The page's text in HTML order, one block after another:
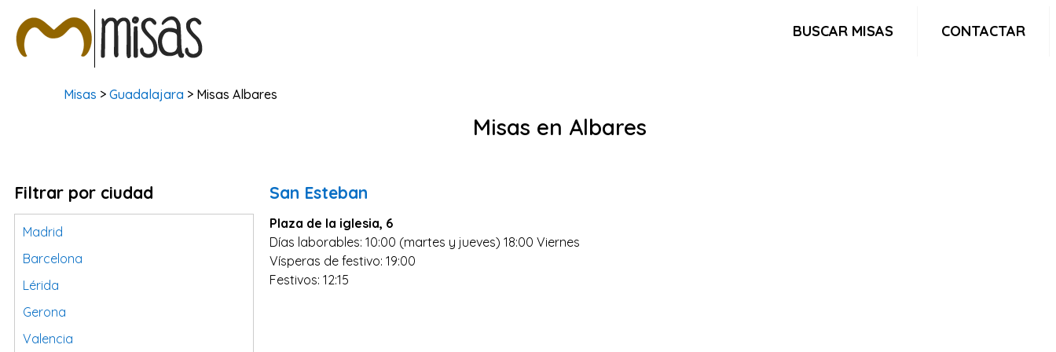
BUSCAR MISAS CONTACTAR
Misas >Guadalajara > Misas Albares
Misas en Albares
Filtrar por ciudad
Madrid
Barcelona
Lérida
Gerona
Valencia
San Esteban
Plaza de la iglesia, 6
Días laborables: 10:00 (martes y jueves) 18:00 Viernes
Vísperas de festivo: 19:00
Festivos: 12:15